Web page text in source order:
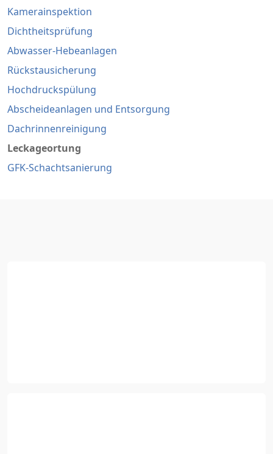
Kamerainspektion
Dichtheitsprüfung
Abwasser-Hebeanlagen
Rückstausicherung
Hochdruckspülung
Abscheideanlagen und Entsorgung
Dachrinnenreinigung
Leckageortung
GFK-Schachtsanierung